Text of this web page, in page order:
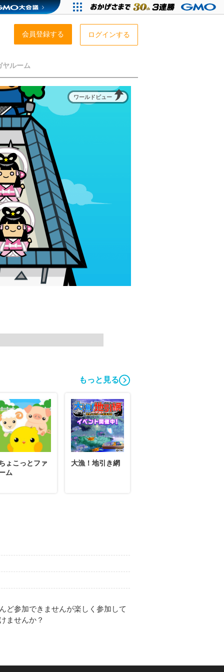
会員登録する ログインする
ヤルーム
ワールドビュー
もっと見る
ょこっとファ
ム
大漁！地引き網
ど参加できませんが楽しく参加して
ませんか？